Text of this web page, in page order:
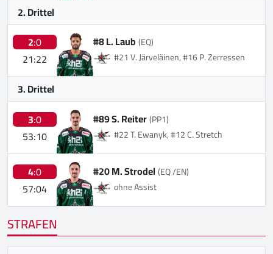
2. Drittel
2:0
21:22
#8 L. Laub(EQ)
#21 V. Järveläinen, #16 P. Zerressen
3. Drittel
3:0
53:10
#89 S. Reiter(PP1)
#22 T. Ewanyk, #12 C. Stretch
4:0
57:04
#20 M. Strodel(EQ /EN)
ohne Assist
STRAFEN